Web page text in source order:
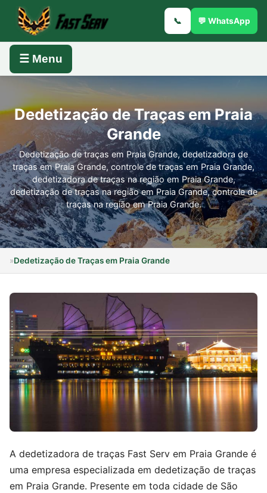
📞 💬 WhatsApp
☰ Menu
Dedetização de Traças em Praia
Grande
Dedetização de traças em Praia Grande, dedetizadora de
traças em Praia Grande, controle de traças em Praia Grande,
dedetizadora de traças na região em Praia Grande,
dedetização de traças na região em Praia Grande, controle de
traças na região em Praia Grande.
»Dedetização de Traças em Praia Grande
A dedetizadora de traças Fast Serv em Praia Grande é
uma empresa especializada em dedetização de traças
em Praia Grande. Presente em toda cidade de São